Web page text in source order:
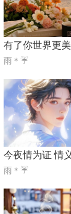
有了你世界更美
雨＊☔️
雨＊☔️